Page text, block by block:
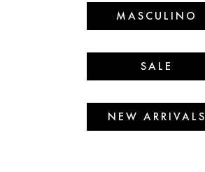
MASCULINO
SALE
NEW ARRIVALS